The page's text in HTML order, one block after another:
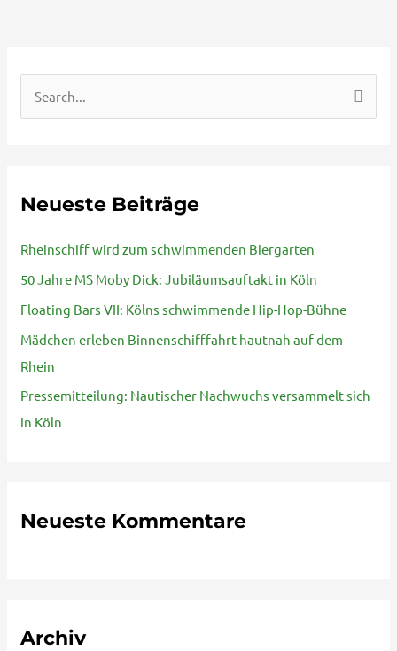
e
n
a
c
h
:
Neueste Beiträge
Rheinschiff wird zum schwimmenden Biergarten
50 Jahre MS Moby Dick: Jubiläumsauftakt in Köln
Floating Bars VII: Kölns schwimmende Hip-Hop-Bühne
Mädchen erleben Binnenschifffahrt hautnah auf dem
Rhein
Pressemitteilung: Nautischer Nachwuchs versammelt sich
in Köln
Neueste Kommentare
Archiv